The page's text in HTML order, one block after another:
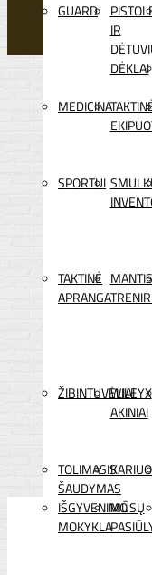
GUARD
IR
DĖKLAI
MEDICINA
SPORTUI
TAKTINĖ
APRANGA
MANTIS
ŽIBINTUVĖLIAI
WILEYX
AKINIAI
TOLIMASIS
ŠAUDYMAS
IŠGYVENIMO
MOKYKLA
MŪSŲ